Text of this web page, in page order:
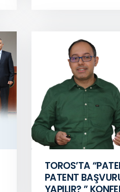
TOROS’TA
PATENT
YAPILIR? ”